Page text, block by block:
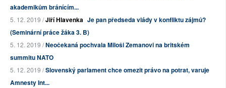
akademikům bránícím...
5. 12. 2019 /Jiří Hlavenka Je pan předseda vlády v konfliktu zájmů?
(Seminární práce žáka 3. B)
5. 12. 2019 /Neočekaná pochvala Miloši Zemanovi na britském
summitu NATO
5. 12. 2019 /Slovenský parlament chce omezit právo na potrat, varuje
Amnesty Int...